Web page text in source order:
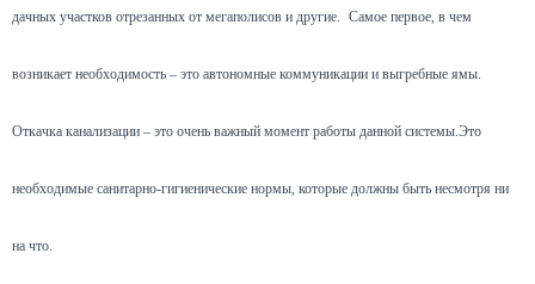
дачных участков отрезанных от мегаполисов и другие. Самое первое, в чем
возникает необходимость – это автономные коммуникации и выгребные ямы.
Откачка канализации – это очень важный момент работы данной системы.Это
необходимые санитарно-гигиенические нормы, которые должны быть несмотря ни
на что.